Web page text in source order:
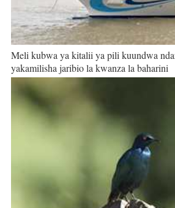
Meli kubwa ya kitalii ya pili kuundwa
yakamilisha jaribio la kwanza la baharini